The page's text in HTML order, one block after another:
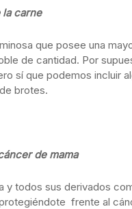
la carne
que posee una
de cantidad. Por
sí que podemos incluir
brotes.
de mama
y todos sus derivados
frente al